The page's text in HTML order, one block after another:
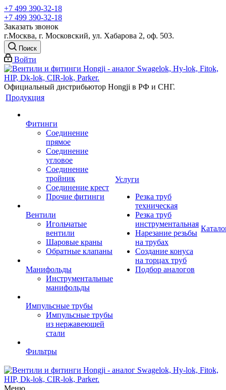
+7 499 390-32-18
+7 499 390-32-18
Заказать звонок
г.Москва, г. Московский, ул. Хабарова 2, оф. 503.
Поиск
Войти
Официальный дистрибьютор Hongji в РФ и СНГ.
Продукция
Фитинги
Соединение
прямое
Соединение
угловое
Соединение
тройник
Соединение крест
Прочие фитинги
Вентили
Игольчатые
вентили
Шаровые краны
Обратные клапаны
Манифольды
Инструментальные
манифольды
Импульсные трубы
Импульсные трубы
из нержавеющей
стали
Фильтры
Услуги
Резка труб
техническая
Резка труб
инструментальная
Нарезание резьбы
на трубах
Создание конуса
на торцах труб
Подбор аналогов
Меню